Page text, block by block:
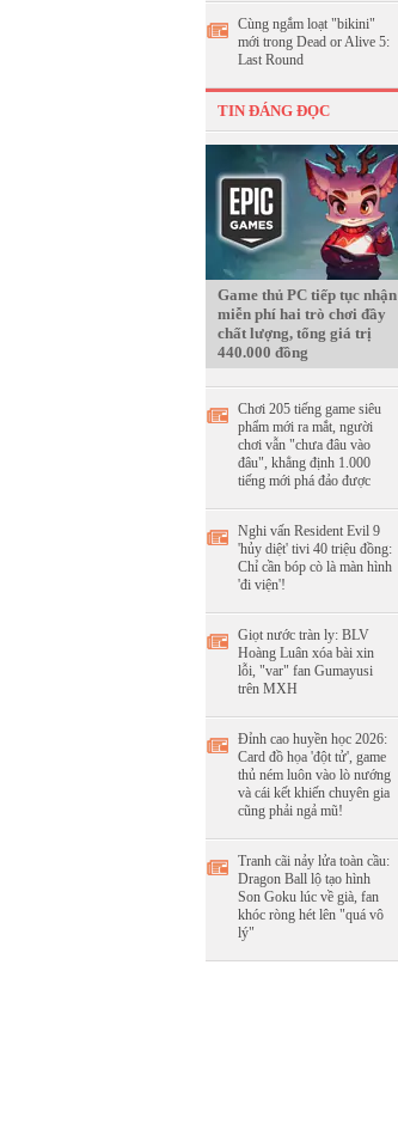
Cùng ngắm loạt "bikini"
mới trong Dead or Alive 5:
Last Round
TIN ĐÁNG ĐỌC
Game thủ PC tiếp tục nhận
miễn phí hai trò chơi đầy
chất lượng, tổng giá trị
440.000 đồng
Chơi 205 tiếng game siêu
phẩm mới ra mắt, người
chơi vẫn "chưa đâu vào
đâu", khẳng định 1.000
tiếng mới phá đảo được
Nghi vấn Resident Evil 9
'hủy diệt' tivi 40 triệu đồng:
Chỉ cần bóp cò là màn hình
'đi viện'!
Giọt nước tràn ly: BLV
Hoàng Luân xóa bài xin
lỗi, "var" fan Gumayusi
trên MXH
Đỉnh cao huyền học 2026:
Card đồ họa 'đột tử', game
thủ ném luôn vào lò nướng
và cái kết khiến chuyên gia
cũng phải ngả mũ!
Tranh cãi nảy lửa toàn cầu:
Dragon Ball lộ tạo hình
Son Goku lúc về già, fan
khóc ròng hét lên "quá vô
lý"